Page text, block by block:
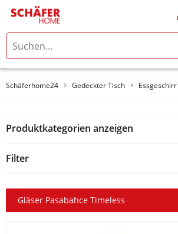
Schäferhome24 Gedeckter Tisch Essgeschirr
Produktkategorien anzeigen
Filter
Gläser Pasabahce Timeless